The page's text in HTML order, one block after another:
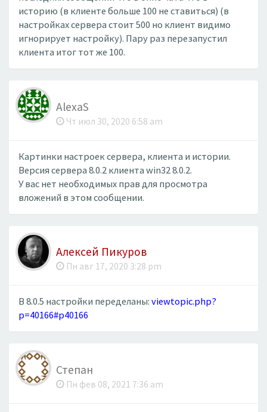
историю (в клиенте больше 100 не ставиться) (в
настройках сервера стоит 500 но клиент видимо
игнорирует настройку). Пару раз перезапустил
клиента итог тот же 100.
AlexaS
Чт июл 30, 2020 6:58 am
Картинки настроек сервера, клиента и истории.
Версия сервера 8.0.2 клиента win32 8.0.2.
У вас нет необходимых прав для просмотра
вложений в этом сообщении.
Алексей Пикуров
Пн авг 17, 2020 3:28 pm
В 8.0.5 настройки переделаны:viewtopic.php?
p=40166#p40166
Степан
Пн фев 08, 2021 7:36 am